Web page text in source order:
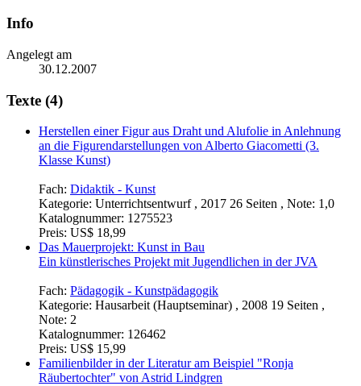
Info
Angelegt am
30.12.2007
Texte (4)
Herstellen einer Figur aus Draht und Alufolie in Anlehnung
an die Figurendarstellungen von Alberto Giacometti (3.
Klasse Kunst)
Fach: Didaktik - Kunst
Kategorie: Unterrichtsentwurf , 2017 26 Seiten , Note: 1,0
Katalognummer: 1275523
Preis: US$ 18,99
Das Mauerprojekt: Kunst in Bau
Ein künstlerisches Projekt mit Jugendlichen in der JVA
Fach: Pädagogik - Kunstpädagogik
Kategorie: Hausarbeit (Hauptseminar) , 2008 19 Seiten ,
Note: 2
Katalognummer: 126462
Preis: US$ 15,99
Familienbilder in der Literatur am Beispiel "Ronja
Räubertochter" von Astrid Lindgren